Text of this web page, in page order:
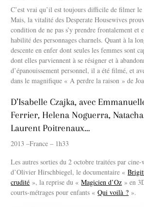
C’est vrai qu’il est toujours difficile de filmer
Mais, la vitalité des Desperate Housewives
condition de ne pas s’y prendre frontalement et
habilité des personnages charnels. Quant à la
descente en enfer dont seules les femmes sont
dont elles parviennent à se résigner et à
d’épanouissement personnel, il a été filmé, et
dans le magnifique « A perdre la raison » de
D’Isabelle Czajka, avec
Ferrier, Helena Noguerra,
Laurent Poitrenaux…
2013 –France – 1h33
Les autres sorties du 2 octobre traitées par
d’Olivier Hirschbiegel, le documentaire «
crudité », la reprise du «Magicien d’Oz » en
courts-métrages pour enfants «Qui voilà ? ».